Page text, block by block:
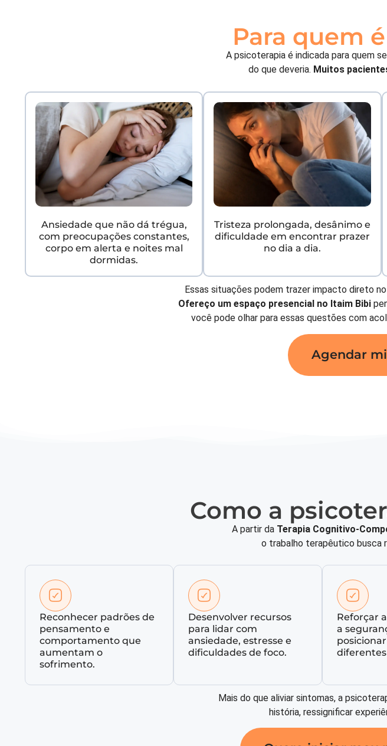
Para quem é
A psicoterapia é indicada para quem
do que deveria. Muitos
Ansiedade que não dá trégua,
com preocupações constantes,
corpo em alerta e noites mal
dormidas.
Tristeza prolongada, desânimo e
dificuldade em encontrar prazer
no dia a dia.
Essas situações podem trazer impacto direto
Ofereço um espaço presencial no Itaim Bibi
você pode olhar para essas questões com
Agendar
Como a
A partir da Terapia Cognitivo-
o trabalho terapêutico busca
Reconhecer padrões de
pensamento e
comportamento que
aumentam o
sofrimento.
Desenvolver recursos
para lidar com
ansiedade, estresse e
dificuldades de foco.
Reforçar
a
diferentes
Mais do que aliviar sintomas, a
história, ressignificar